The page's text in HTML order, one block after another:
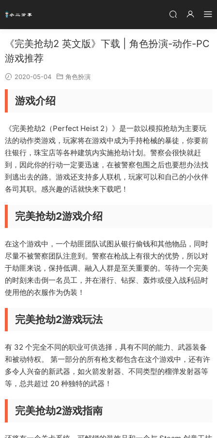
《完美抢劫2 英文版》下载 | 角色扮演-动作-PC
游戏推荐
2020-05-04 角色扮演
游戏介绍
《完美抢劫2（Perfect Heist 2）》是一款以模拟抢劫为主要玩
法的动作类游戏，玩家将在游戏中成为手持枪械的暴徒，你要前
往银行，珠宝店等各种建筑内实施抢劫计划。警察会很快就赶
到，因此你的行动一定要迅速，在被警察包围之后也要想办法找
到逃出去的路。游戏还支持多人联机，玩家可以和自己的小伙伴
各司其职。感兴趣的话就快来下载吧！
完美抢劫2游戏介绍
在这个游戏中，一个劫匪团队试图从银行偷钱和其他物品，同时
尽量不被警察团队注意到。警察在枪战上有很大的优势，所以对
于劫匪来说，保持低调、融入人群是至关重要的。等待一个完美
的时刻来击倒一名员工，并在潜行、钻探、轰炸或侵入战利品时
使用他的衣服作为伪装！
完美抢劫2游戏玩法
有 32 个完全不同的职业可供选择，具有不同的能力、武器装备
和被动特权。 第一部分的所有枪支都包含在这个游戏中，还有许
多令人兴奋的新武器，如火箭发射器、不同类型的榴弹发射器等
等，总共超过 20 种独特的武器！
完美抢劫2游戏指南